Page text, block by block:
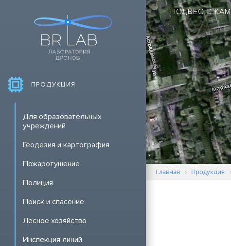
ПРОДУКЦИЯ
Для образовательных
учреждений
Геодезия и картография
Пожаротушение
Полиция
Поиск и спасение
Лесное хозяйство
Инспекция линий
ПОДВЕС С
Главная Продукция